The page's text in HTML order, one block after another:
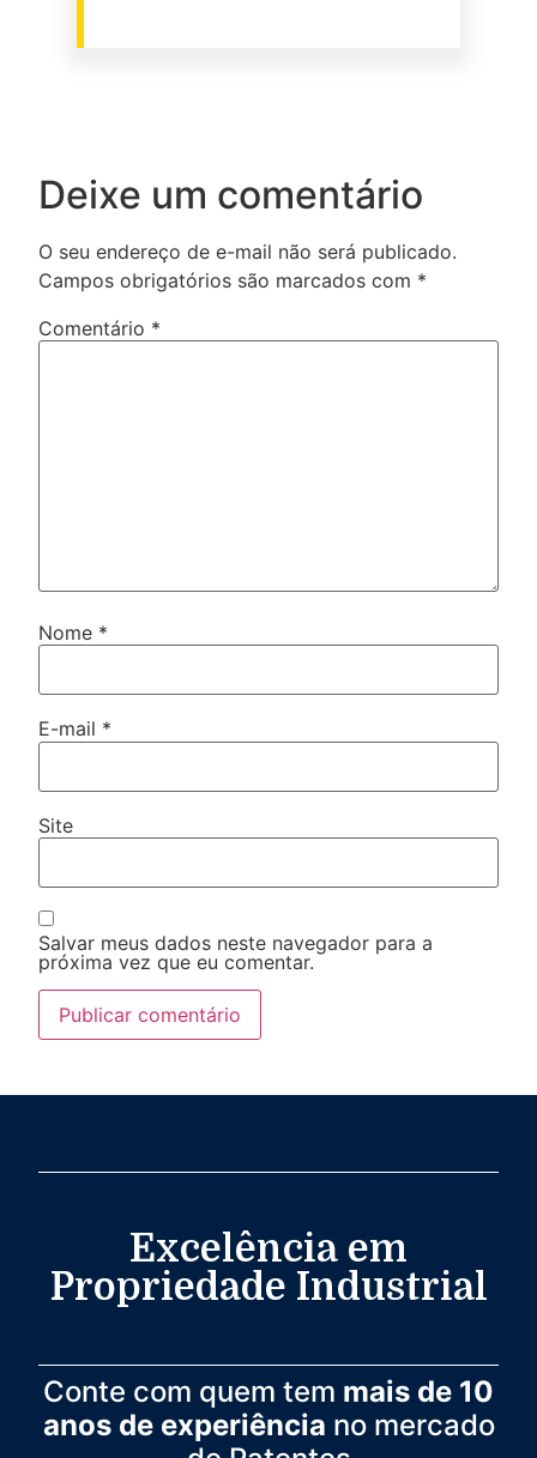
Deixe um comentário
O seu endereço de e-mail não será publicado.
Campos obrigatórios são marcados com *
Comentário *
Nome *
E-mail *
Site
Salvar meus dados neste navegador para a
próxima vez que eu comentar.
Excelência em
Propriedade Industrial
Conte com quem tem mais de 10
anos de experiência no mercado